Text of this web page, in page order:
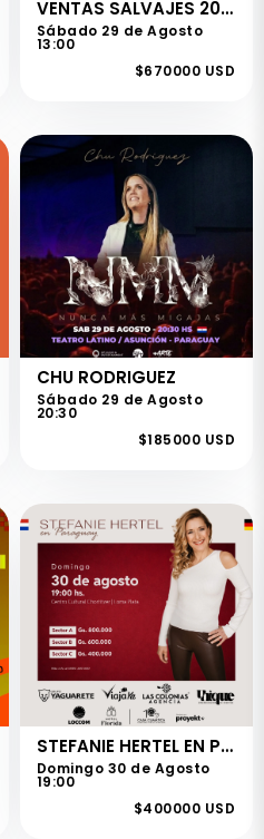
VENTAS SALVAJES 2026
Sábado 29 de Agosto
13:00
$670000 USD
CHU RODRIGUEZ
Sábado 29 de Agosto
20:30
$185000 USD
STEFANIE HERTEL EN PARAGUAY
Domingo 30 de Agosto
19:00
$400000 USD